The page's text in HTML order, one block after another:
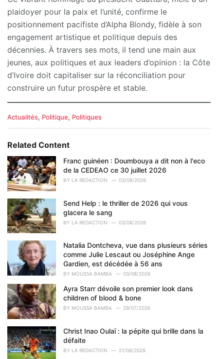
plaidoyer pour la paix et l’unité, confirme le
positionnement pacifiste d’Alpha Blondy, fidèle à son
engagement artistique et politique depuis des
décennies. À travers ses mots, il tend une main aux
jeunes, aux politiques et aux leaders d’opinion : la Côte
d’Ivoire doit capitaliser sur la réconciliation pour
construire un futur prospère et stable.
C
e
o
r
i
e
:
Actualités, Politique, Politiques
Related Content
Franc guinéen : Doumbouya a dit non à l'eco
de la CEDEAO ce 30 juillet 2026
BY LA REDACTION 03/08/2026
Send Help : le thriller de 2026 qui vous
glacera le sang
BY LA REDACTION 03/08/2026
Natalia Dontcheva, vue dans plusieurs séries
comme Julie Lescaut ou Joséphine Ange
Gardien, est décédée à 56 ans
BY MOUSSA BAMBA 03/08/2026
Ayra Starr dévoile son premier look dans
children of blood & bone
BY MOUSSA BAMBA 29/07/2026
Christ Inao Oulaï : la pépite qui brille dans la
défaite
BY LA REDACTION 21/06/2026